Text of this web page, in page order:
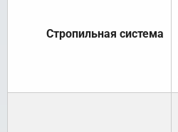
Стропильная система